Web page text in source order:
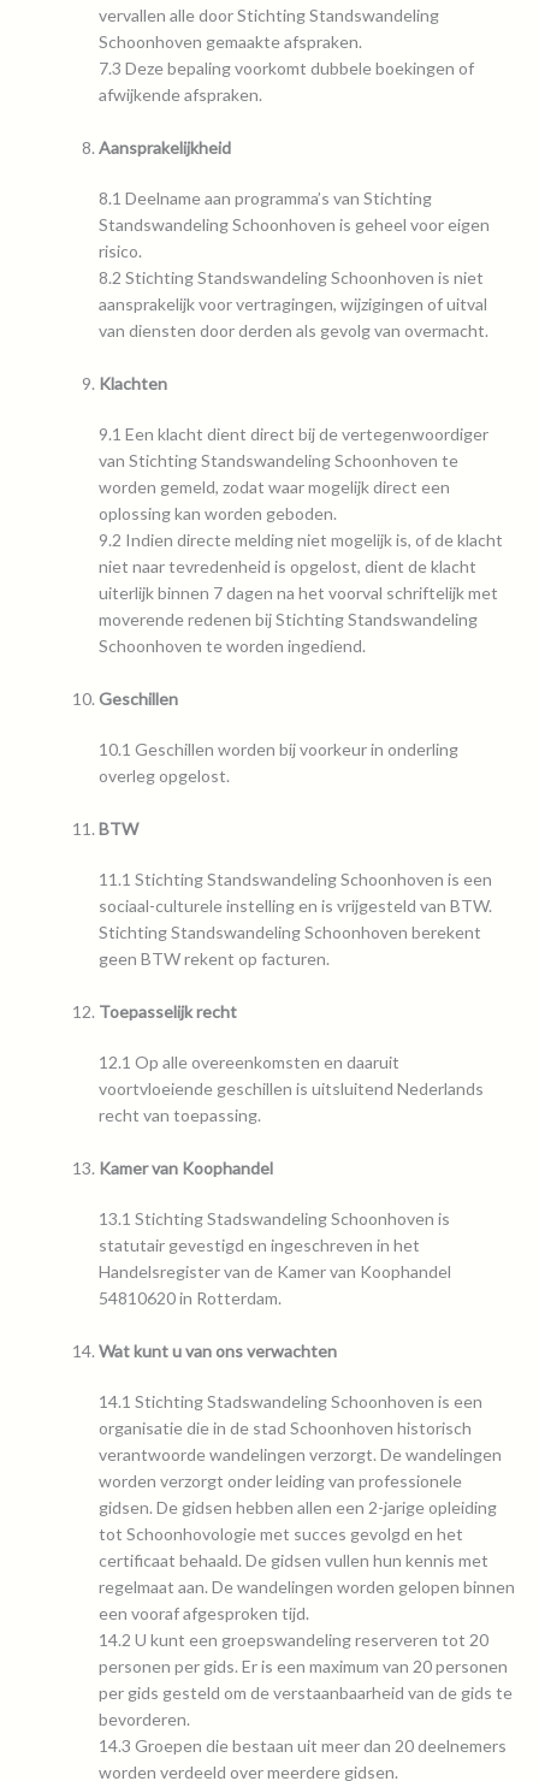
vervallen alle door Stichting Standswandeling
Schoonhoven gemaakte afspraken.
7.3 Deze bepaling voorkomt dubbele boekingen of
afwijkende afspraken.
Aansprakelijkheid
8.1 Deelname aan programma’s van Stichting
Standswandeling Schoonhoven is geheel voor eigen
risico.
8.2 Stichting Standswandeling Schoonhoven is niet
aansprakelijk voor vertragingen, wijzigingen of uitval
van diensten door derden als gevolg van overmacht.
Klachten
9.1 Een klacht dient direct bij de vertegenwoordiger
van Stichting Standswandeling Schoonhoven te
worden gemeld, zodat waar mogelijk direct een
oplossing kan worden geboden.
9.2 Indien directe melding niet mogelijk is, of de klacht
niet naar tevredenheid is opgelost, dient de klacht
uiterlijk binnen 7 dagen na het voorval schriftelijk met
moverende redenen bij Stichting Standswandeling
Schoonhoven te worden ingediend.
Geschillen
10.1 Geschillen worden bij voorkeur in onderling
overleg opgelost.
BTW
11.1 Stichting Standswandeling Schoonhoven is een
sociaal-culturele instelling en is vrijgesteld van BTW.
Stichting Standswandeling Schoonhoven berekent
geen BTW rekent op facturen.
Toepasselijk recht
12.1 Op alle overeenkomsten en daaruit
voortvloeiende geschillen is uitsluitend Nederlands
recht van toepassing.
Kamer van Koophandel
13.1 Stichting Stadswandeling Schoonhoven is
statutair gevestigd en ingeschreven in het
Handelsregister van de Kamer van Koophandel
54810620 in Rotterdam.
Wat kunt u van ons verwachten
14.1 Stichting Stadswandeling Schoonhoven is een
organisatie die in de stad Schoonhoven historisch
verantwoorde wandelingen verzorgt. De wandelingen
worden verzorgt onder leiding van professionele
gidsen. De gidsen hebben allen een 2-jarige opleiding
tot Schoonhovologie met succes gevolgd en het
certificaat behaald. De gidsen vullen hun kennis met
regelmaat aan. De wandelingen worden gelopen binnen
een vooraf afgesproken tijd.
14.2 U kunt een groepswandeling reserveren tot 20
personen per gids. Er is een maximum van 20 personen
per gids gesteld om de verstaanbaarheid van de gids te
bevorderen.
14.3 Groepen die bestaan uit meer dan 20 deelnemers
worden verdeeld over meerdere gidsen.